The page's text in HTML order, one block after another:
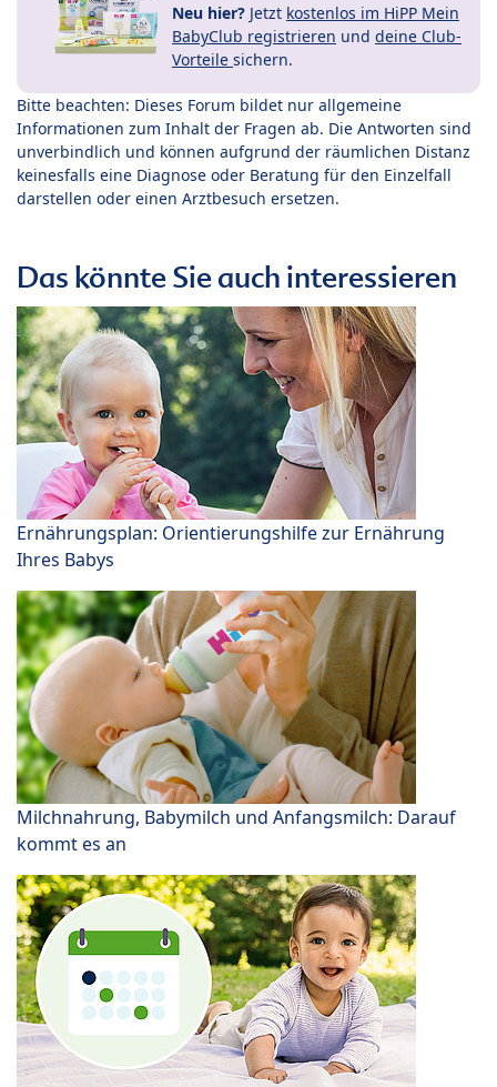
Neu hier? Jetzt kostenlos im HiPP Mein
BabyClub registrieren und deine Club-
Vorteile sichern.
Bitte beachten: Dieses Forum bildet nur allgemeine
Informationen zum Inhalt der Fragen ab. Die Antworten sind
unverbindlich und können aufgrund der räumlichen Distanz
keinesfalls eine Diagnose oder Beratung für den Einzelfall
darstellen oder einen Arztbesuch ersetzen.
Das könnte Sie auch interessieren
Ernährungsplan: Orientierungshilfe zur Ernährung
Ihres Babys
Milchnahrung, Babymilch und Anfangsmilch: Darauf
kommt es an